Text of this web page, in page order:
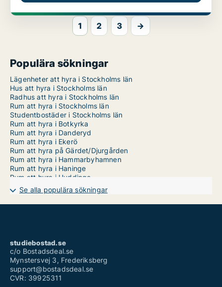
1 2 3 →
Populära sökningar
Lägenheter att hyra i Stockholms län
Hus att hyra i Stockholms län
Radhus att hyra i Stockholms län
Rum att hyra i Stockholms län
Studentbostäder i Stockholms län
Rum att hyra i Botkyrka
Rum att hyra i Danderyd
Rum att hyra i Ekerö
Rum att hyra på Gärdet/Djurgården
Rum att hyra i Hammarbyhamnen
Rum att hyra i Haninge
Rum att hyra i Huddinge
Rum att hyra i Järfälla
Rum att hyra på Kungsholmen
Rum att hyra i Lidingö
Rum att hyra i Nynäshamn
Rum att hyra i Salem
Rum att hyra i Sigtuna
Rum att hyra i Sollentuna
Rum att hyra i Solna
Se alla populära sökningar
studiebostad.se
c/o Bostadsdeal.se
Mynstersvej 3, Frederiksberg
support@bostadsdeal.se
CVR: 39925311